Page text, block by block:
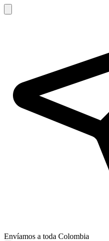
Envíamos a toda Colombia